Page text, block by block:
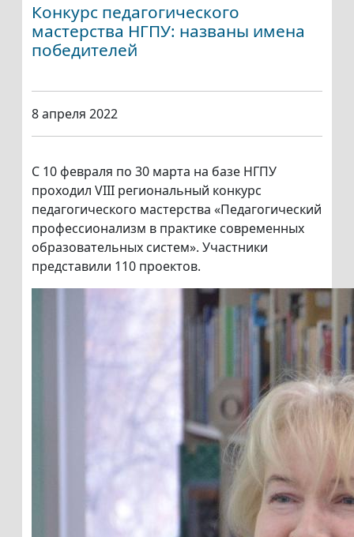
Конкурс педагогического
мастерства НГПУ: названы имена
победителей
8 апреля 2022
С 10 февраля по 30 марта на базе НГПУ
проходил VIII региональный конкурс
педагогического мастерства «Педагогический
профессионализм в практике современных
образовательных систем». Участники
представили 110 проектов.